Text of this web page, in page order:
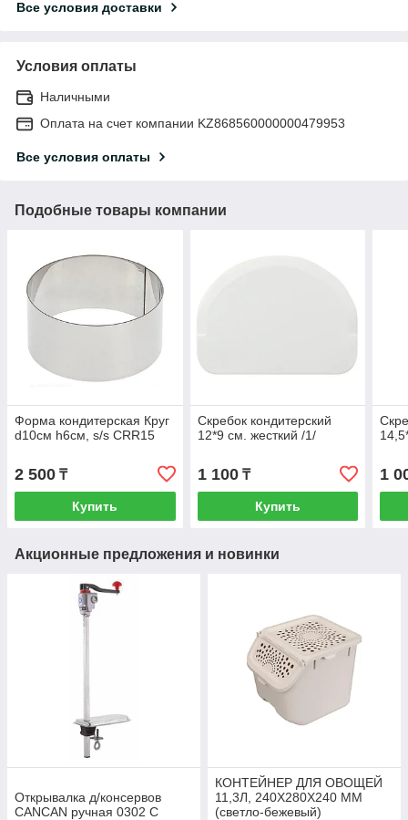
Все условия доставки
Условия оплаты
Наличными
Оплата на счет компании KZ868560000000479953
Все условия оплаты
Подобные товары компании
Форма кондитерская Круг
d10см h6см, s/s CRR15
2 500 ₸
Купить
Скребок кондитерский
12*9 см. жесткий /1/
1 100₸
Купить
1
Акционные предложения и новинки
Открывалка д/консервов
CANCAN ручная 0302 С
КОНТЕЙНЕР ДЛЯ ОВОЩЕЙ
11,3Л, 240Х280Х240 ММ
(светло-бежевый)